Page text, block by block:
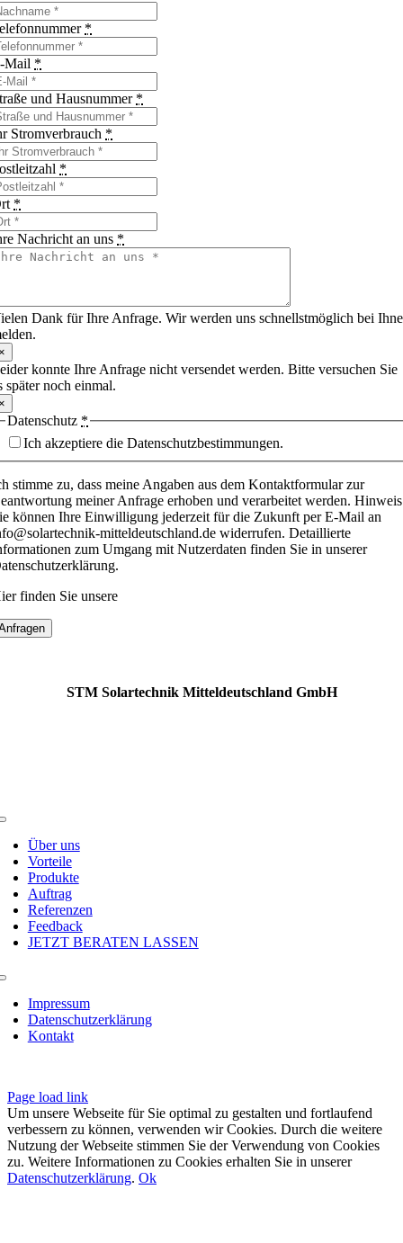
*
Mail *
und Hausnummer *
Stromverbrauch *
*
*
Nachricht an uns *
Dank für Ihre Anfrage. Wir werden uns schnellstmöglich bei
konnte Ihre Anfrage nicht versendet werden. Bitte versuchen Sie
später noch einmal.
Datenschutz *
Ich akzeptiere die Datenschutzbestimmungen.
stimme zu, dass meine Angaben aus dem Kontaktformular zur
meiner Anfrage erhoben und verarbeitet werden.
können Ihre Einwilligung jederzeit für die Zukunft per E-Mail an
mitteldeutschland.de widerrufen. Detaillierte
zum Umgang mit Nutzerdaten finden Sie in unserer
finden Sie unsere
STM Solartechnik Mitteldeutschland GmbH
Über uns
Vorteile
Produkte
Auftrag
Referenzen
Feedback
JETZT BERATEN LASSEN
Impressum
Datenschutzerklärung
Kontakt
Page load link
Um unsere Webseite für Sie optimal zu gestalten und fortlaufend
verbessern zu können, verwenden wir Cookies. Durch die weitere
Nutzung der Webseite stimmen Sie der Verwendung von Cookies
zu. Weitere Informationen zu Cookies erhalten Sie in unserer
Datenschutzerklärung. Ok